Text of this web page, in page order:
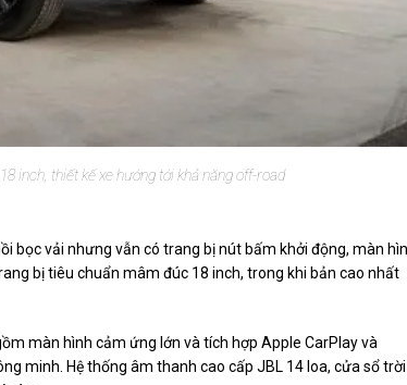
inch, thiết kế xe hướng tới khả năng off-road
bọc vải nhưng vẫn có trang bị nút bấm khởi động, màn
bị tiêu chuẩn mâm đúc 18 inch, trong khi bản cao nhất
màn hình cảm ứng lớn và tích hợp Apple CarPlay và
minh. Hệ thống âm thanh cao cấp JBL 14 loa, cửa sổ trời